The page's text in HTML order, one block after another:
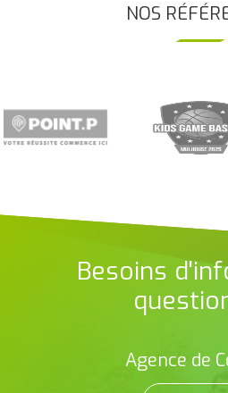
NOS
Besoins
Agence de